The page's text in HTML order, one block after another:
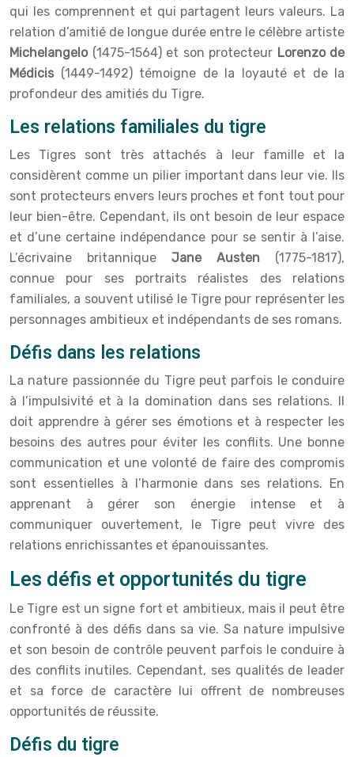
qui les comprennent et qui partagent leurs valeurs. La
relation d’amitié de longue durée entre le célèbre artiste
Michelangelo (1475-1564) et son protecteur Lorenzo de
Médicis (1449-1492) témoigne de la loyauté et de la
profondeur des amitiés du Tigre.
Les relations familiales du tigre
Les Tigres sont très attachés à leur famille et la
considèrent comme un pilier important dans leur vie. Ils
sont protecteurs envers leurs proches et font tout pour
leur bien-être. Cependant, ils ont besoin de leur espace
et d’une certaine indépendance pour se sentir à l’aise.
L’écrivaine britannique Jane Austen (1775-1817),
connue pour ses portraits réalistes des relations
familiales, a souvent utilisé le Tigre pour représenter les
personnages ambitieux et indépendants de ses romans.
Défis dans les relations
La nature passionnée du Tigre peut parfois le conduire
à l’impulsivité et à la domination dans ses relations. Il
doit apprendre à gérer ses émotions et à respecter les
besoins des autres pour éviter les conflits. Une bonne
communication et une volonté de faire des compromis
sont essentielles à l’harmonie dans ses relations. En
apprenant à gérer son énergie intense et à
communiquer ouvertement, le Tigre peut vivre des
relations enrichissantes et épanouissantes.
Les défis et opportunités du tigre
Le Tigre est un signe fort et ambitieux, mais il peut être
confronté à des défis dans sa vie. Sa nature impulsive
et son besoin de contrôle peuvent parfois le conduire à
des conflits inutiles. Cependant, ses qualités de leader
et sa force de caractère lui offrent de nombreuses
opportunités de réussite.
Défis du tigre